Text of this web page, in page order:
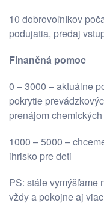
10 dobrovoľníkov
podujatia, predaj
Finančná pomoc
0 – 3000 – aktuálne
pokrytie
prenájom
1000 – 5000 –
ihrisko pre deti
PS: stále vymýšľame
vždy a pokojne aj